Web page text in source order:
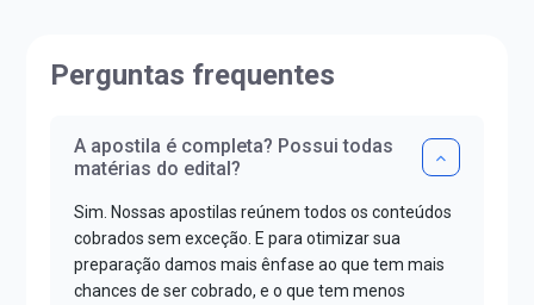
Perguntas frequentes
A apostila é completa? Possui todas
matérias do edital?
Sim. Nossas apostilas reúnem todos os conteúdos
cobrados sem exceção. E para otimizar sua
preparação damos mais ênfase ao que tem mais
chances de ser cobrado, e o que tem menos